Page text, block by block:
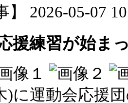
】 2026-05-07
援練習が始ま
)に運動会応援